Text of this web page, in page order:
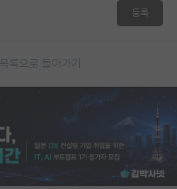
등록
록으로 돌아가기